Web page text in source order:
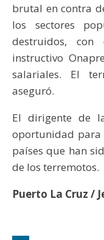
brutal en contra
los sectores
destruidos,
instructivo
salariales. El
aseguró.
El dirigente de
oportunidad
países que han
de los terremotos.
Puerto La Cruz /